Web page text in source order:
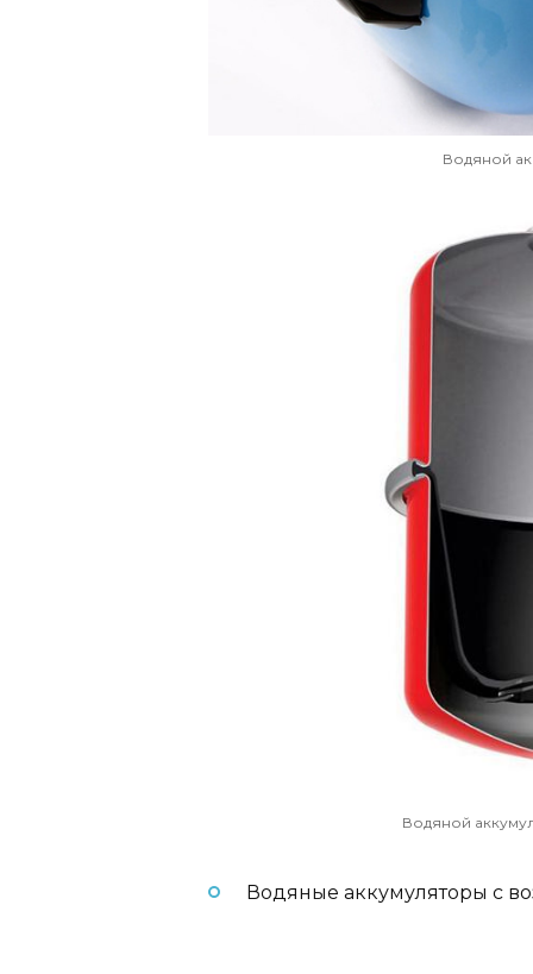
Водяной
Водяной
Водяные аккумуляторы с